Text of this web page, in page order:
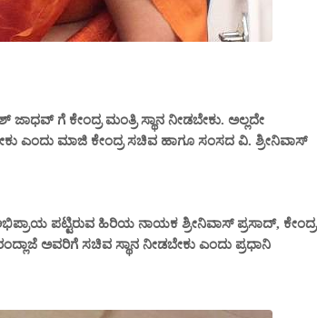
ಗೆ ಕೇಂದ್ರ ಮಂತ್ರಿ ಸ್ಥಾನ ನೀಡಬೇಕು. ಅಲ್ಲದೇ
ಎಂದು ಮಾಜಿ ಕೇಂದ್ರ ಸಚಿವ ಹಾಗೂ ಸಂಸದ ವಿ. ಶ್ರೀನಿವಾಸ್
ಪಟ್ಟಿರುವ ಹಿರಿಯ ನಾಯಕ ಶ್ರೀನಿವಾಸ್ ಪ್ರಸಾದ್, ಕೇಂದ್ರ
ಅವರಿಗೆ ಸಚಿವ ಸ್ಥಾನ ನೀಡಬೇಕು ಎಂದು ಪ್ರಧಾನಿ